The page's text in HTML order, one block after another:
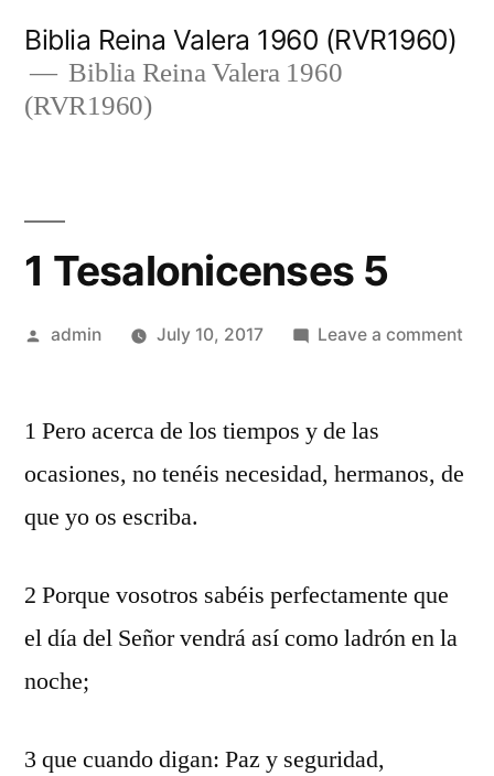
content
Biblia Reina Valera 1960 (RVR1960)
Biblia Reina Valera 1960
(RVR1960)
1 Tesalonicenses 5
Posted
admin July 10, 2017 Leave a comment
1 Pero acerca de los tiempos y de las
ocasiones, no tenéis necesidad, hermanos, de
que yo os escriba.
2 Porque vosotros sabéis perfectamente que
el día del Señor vendrá así como ladrón en la
noche;
3 que cuando digan: Paz y seguridad,